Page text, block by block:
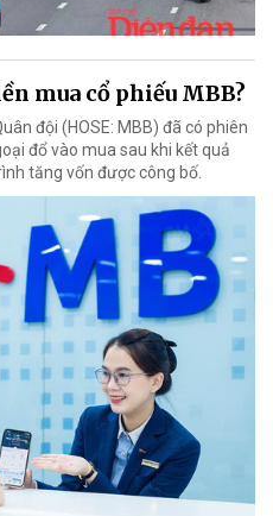
mua cổ phiếu MBB?
đội (HOSE: MBB) đã có phiên
đổ vào mua sau khi kết quả
tăng vốn được công bố.